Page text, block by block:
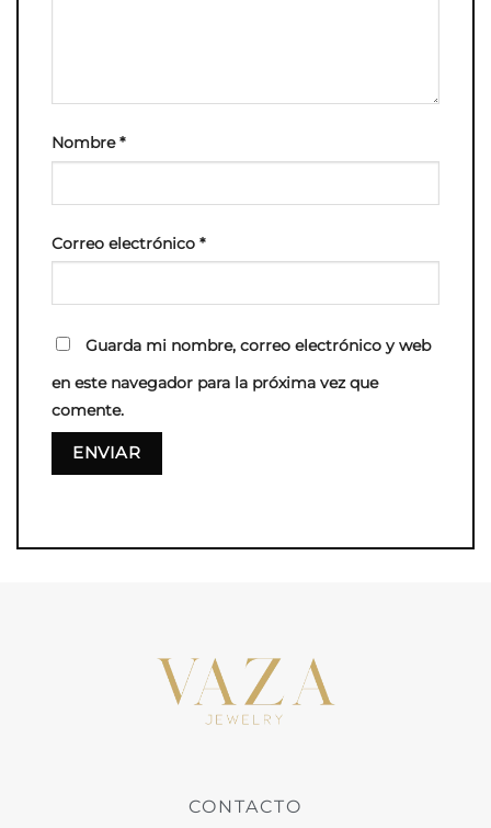
Nombre*
Correo electrónico *
Guarda mi nombre, correo electrónico y web
en este navegador para la próxima vez que
comente.
CONTACTO